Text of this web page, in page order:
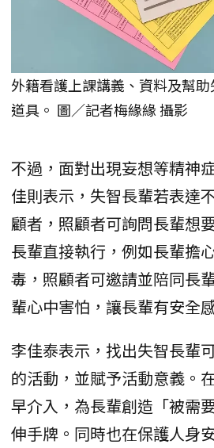
外籍看護上課講義、資料及幫
道具。 圖／記者梅緣緣 攝影
不過，面對出現妄想等精神
佳則表示，失智長輩若表達
顧者，照顧者可詢問長輩想
長輩直接執行，例如長輩擔
毒，照顧者可邀請並陪同長
輩心中害怕，讓長輩有安全
李佳泰表示，找出失智長輩
的活動，並賦予活動意義。
早介入，為長輩創造「被需
伸手牌。同時也在保護人身